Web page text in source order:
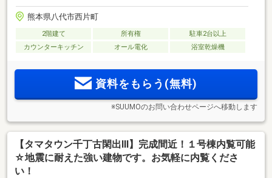
熊本県八代市西片町
2階建て 所有権
駐車2台以上
カウンターキッチン
オール電化 浴室乾燥機
資料をもらう(無料)
※SUUMOのお問い合わせページへ移動します
【タマタウン千丁古閑出Ⅲ】完成間近！１号棟内覧可能
☆地震に耐えた強い建物です。お気軽に内覧くださ
い！